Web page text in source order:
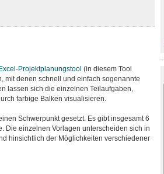
Excel-Projektplanungstool (in diesem Tool
mit denen schnell und einfach sogenannte
lassen sich die einzelnen Teilaufgaben,
farbige Balken visualisieren.
Schwerpunkt gesetzt. Es gibt insgesamt 6
Die einzelnen Vorlagen unterscheiden sich in
hinsichtlich der Möglichkeiten verschiedener